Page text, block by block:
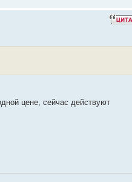
цене, сейчас действуют